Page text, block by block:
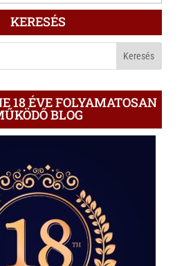
KERESÉS
18 ÉVE FOLYAMATOSAN
BLOG